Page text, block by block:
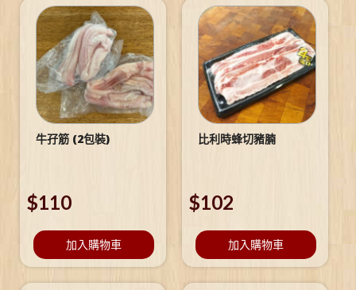
牛孖筋 (2包裝)
$110
加入購物車
比利時蜂切豬腩
$102
加入購物車